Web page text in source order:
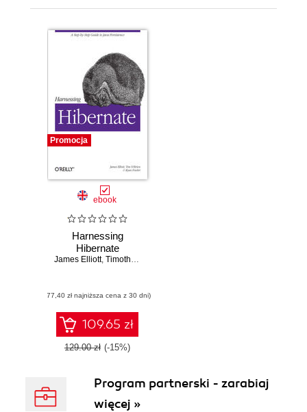
Promocja
ebook
Harnessing
Hibernate
James Elliott, Timothy M. O'Brien
(77,40 zł najniższa cena z 30 dni)
109.65 zł
129.00 zł (-15%)
Program partnerski - zarabiaj
więcej »